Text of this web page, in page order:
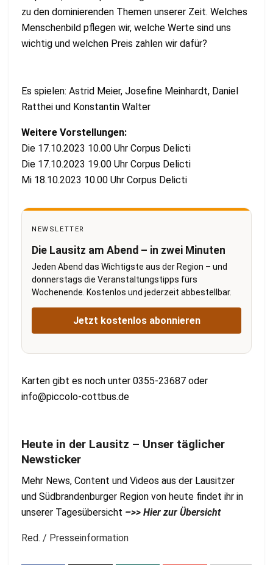
zu den dominierenden Themen unserer Zeit. Welches
Menschenbild pflegen wir, welche Werte sind uns
wichtig und welchen Preis zahl en wir dafür?
Es spielen: Astrid Meier, Josefine Meinhardt, Daniel
Ratthei und Konstantin Walter
Weitere Vorstellungen:
Die 17.10.2023 10.00 Uhr Corpus Delicti
Die 17.10.2023 19.00 Uhr Corpus Delicti
Mi 18.10.2023 10.00 Uhr Corpus Delicti
NEWSLETTER
Die Lausitz am Abend – in zwei Minuten
Jeden Abend das Wichtigste aus der Region – und
donnerstags die Veranstaltungstipps fürs
Wochenende. Kostenlos und jederzeit abbestellbar.
Jetzt kostenlos abonnieren
Karten gibt es noch unter 0355-23687 oder
info@piccolo-cottbus.de
Heute in der Lausitz – Unser täglicher
Newsticker
Mehr News, Content und Videos aus der Lausitzer
und Südbrandenburger Region von heute findet ihr in
unserer Tagesübersicht –>> Hier zur Übersicht
Red. / Presseinformation